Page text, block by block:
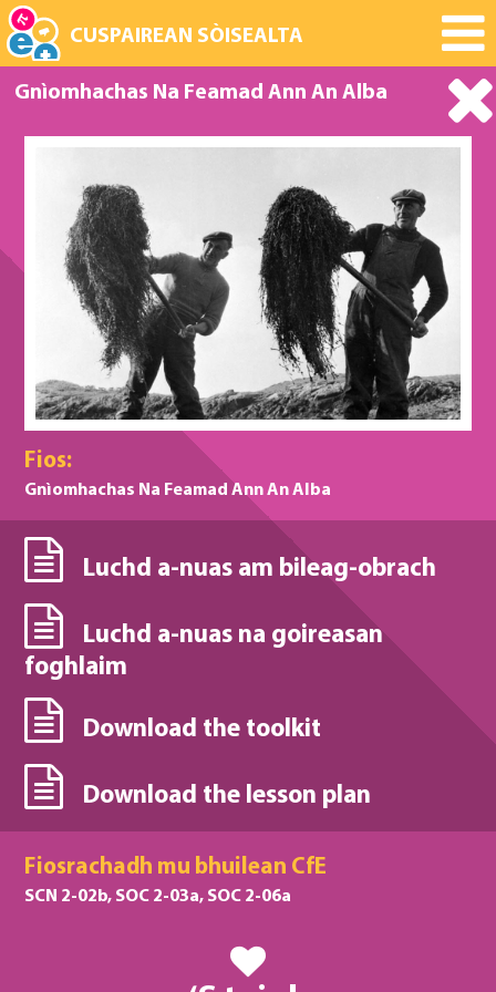
CUSPAIREAN SÒISEALTA
Gnìomhachas Na Feamad Ann An Alba
Fios:
Gnìomhachas Na Feamad Ann An Alba
Luchd a-nuas am bileag-obrach
Luchd a-nuas na goireasan
foghlaim
Download the toolkit
Download the lesson plan
Fiosrachadh mu bhuilean CfE
SCN 2-02b, SOC 2-03a, SOC 2-06a